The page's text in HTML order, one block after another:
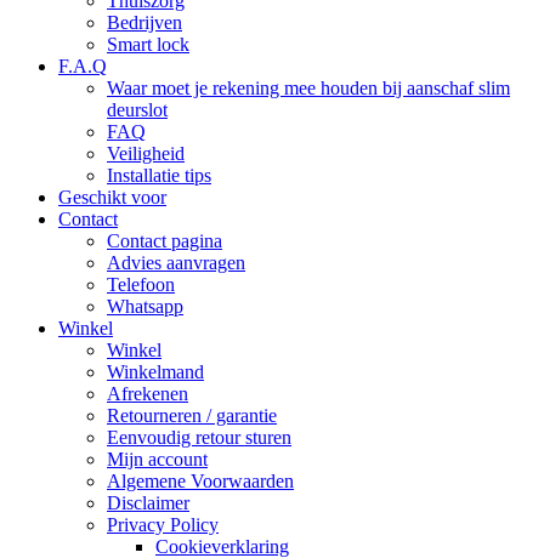
Bedrijven
Smart lock
F.A.Q
Waar moet je rekening mee houden bij aanschaf slim
deurslot
FAQ
Veiligheid
Installatie tips
Geschikt voor
Contact
Contact pagina
Advies aanvragen
Telefoon
Whatsapp
Winkel
Winkel
Winkelmand
Afrekenen
Retourneren / garantie
Eenvoudig retour sturen
Mijn account
Algemene Voorwaarden
Disclaimer
Privacy Policy
Cookieverklaring